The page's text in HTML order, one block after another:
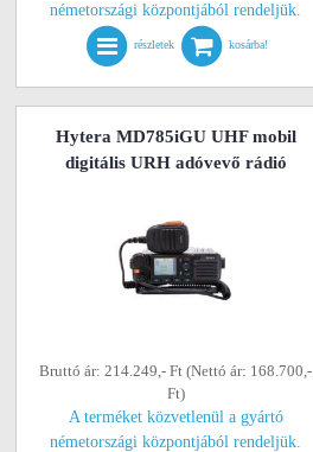
németországi központjából rendeljük.
részletek kosárba!
Hytera MD785iGU UHF mobil
digitális URH adóvevő rádió
Bruttó ár: 214.249,- Ft (Nettó ár: 168.700,-
Ft)
A terméket közvetlenül a gyártó
németországi központjából rendeljük.